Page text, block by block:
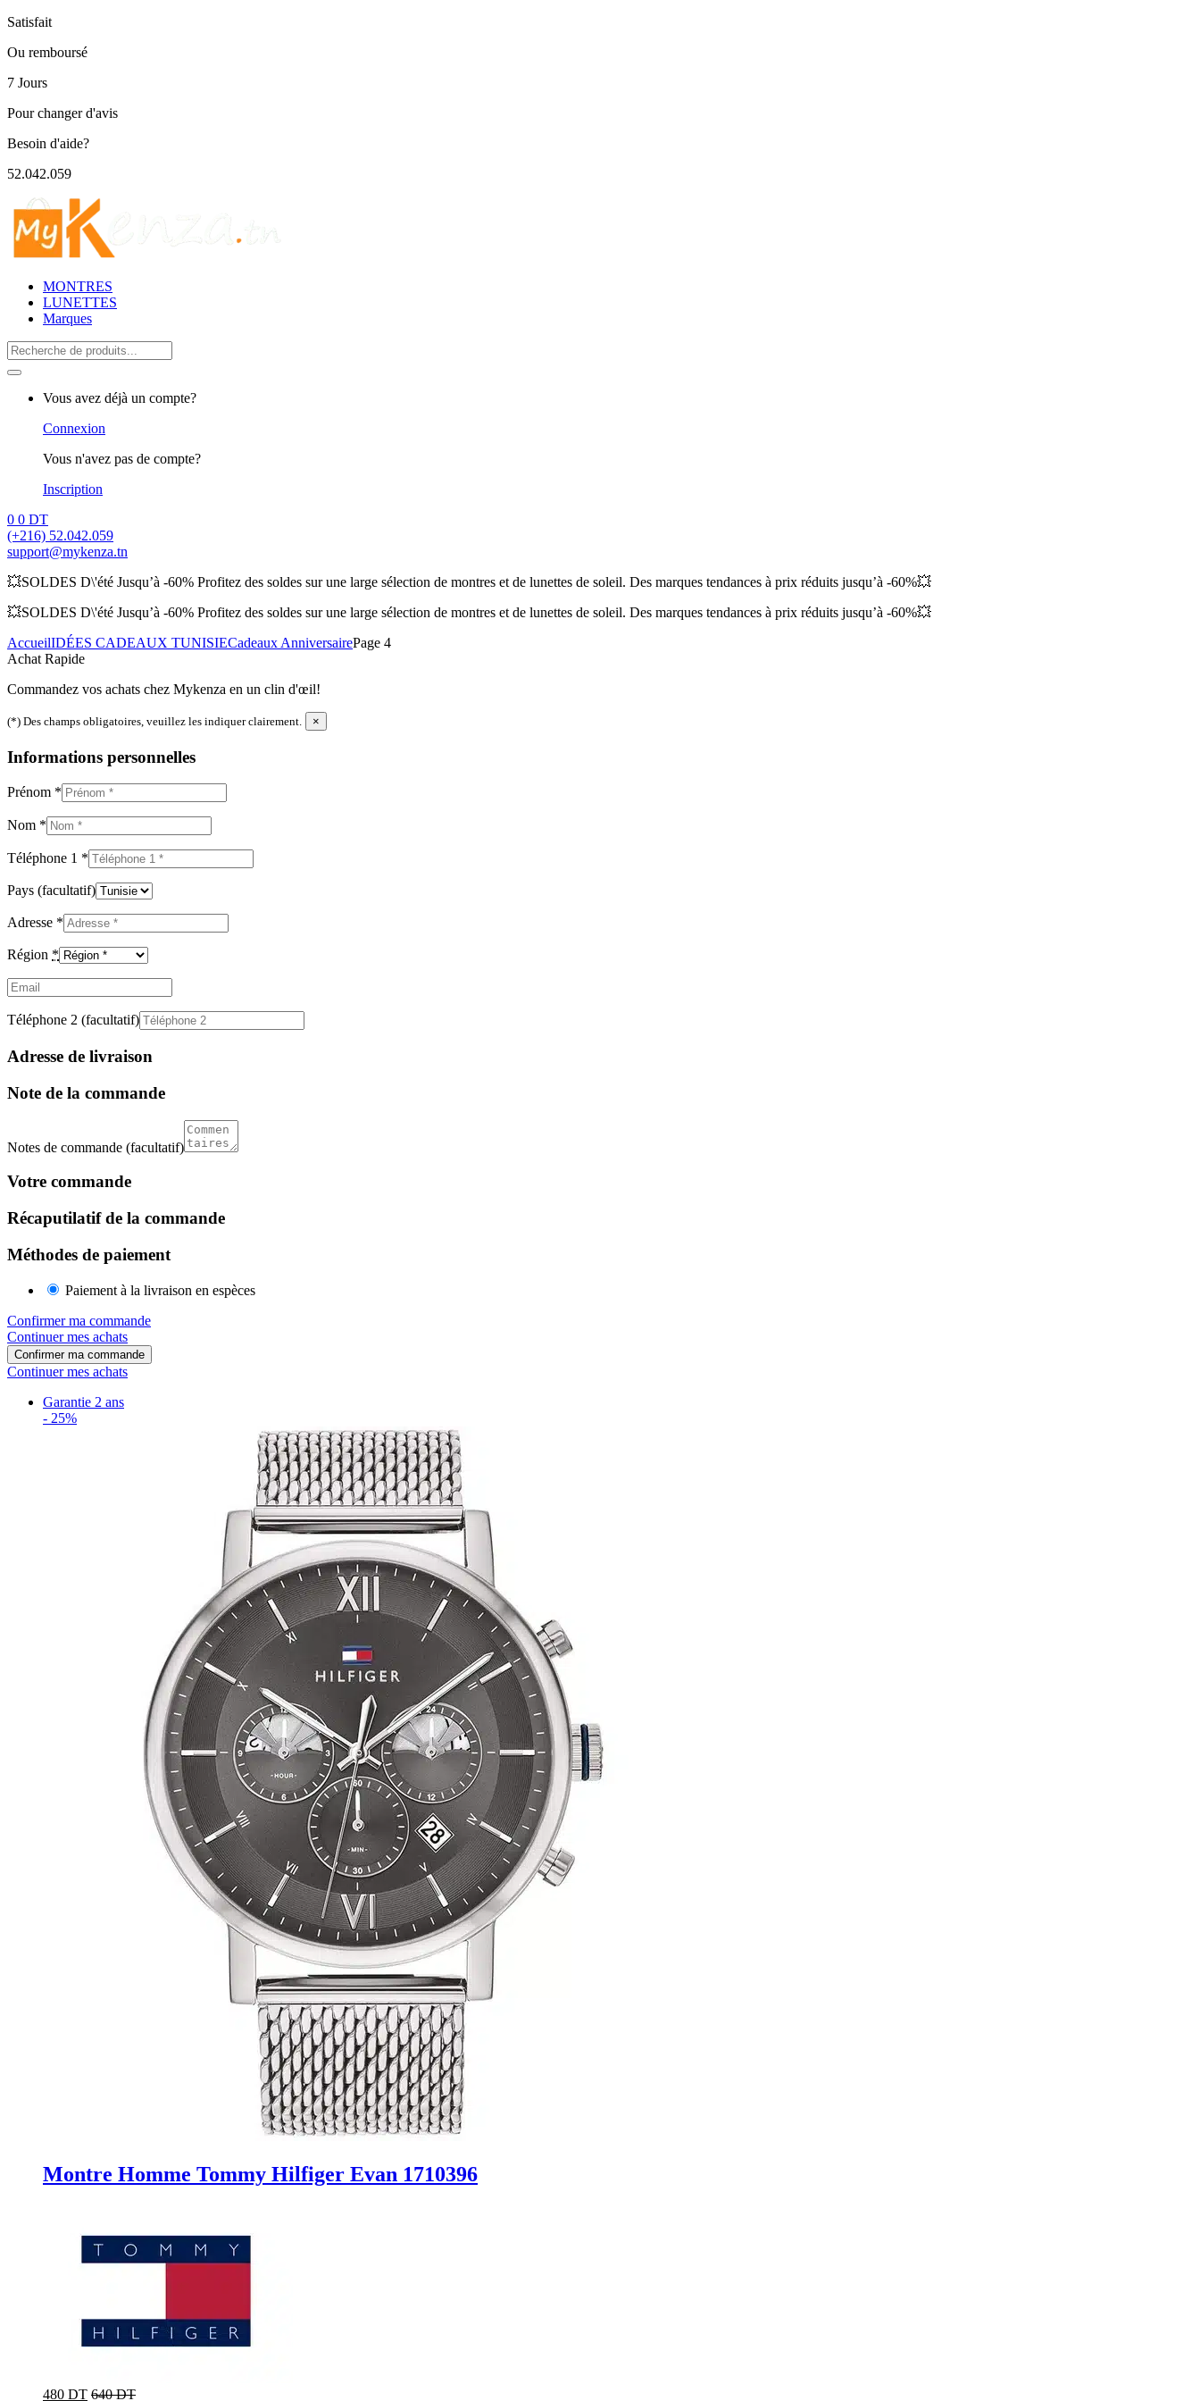
Satisfait
Ou remboursé
7 Jours
Pour changer d'avis
Besoin d'aide?
52.042.059
MONTRES
LUNETTES
Marques
Search
for:
Vous avez déjà un compte?
Connexion
Vous n'avez pas de compte?
Inscription
0 0 DT
(+216) 52.042.059
support@mykenza.tn
💥SOLDES D\'été Jusqu’à -60% Profitez des soldes sur une large sélection de montres et de lunettes de soleil. Des marques tendances à prix réduits jusqu’à -60%💥
💥SOLDES D\'été Jusqu’à -60% Profitez des soldes sur une large sélection de montres et de lunettes de soleil. Des marques tendances à prix réduits jusqu’à -60%💥
AccueilIDÉES CADEAUX TUNISIECadeaux AnniversairePage 4
Achat Rapide
Commandez vos achats chez Mykenza en un clin d'œil!
(*) Des champs obligatoires, veuillez les indiquer clairement. ×
Informations personnelles
Prénom *
Nom *
Téléphone 1 *
Pays (facultatif)
Adresse *
Région *
Email
Téléphone 2 (facultatif)
Adresse de livraison
Note de la commande
Notes de commande (facultatif)
Votre commande
Récaputilatif de la commande
Méthodes de paiement
Paiement à la livraison en espèces
Confirmer ma commande
Continuer mes achats
Confirmer ma commande
Continuer mes achats
Garantie 2 ans
- 25%
Montre Homme Tommy Hilfiger Evan 1710396
480 DT 640 DT